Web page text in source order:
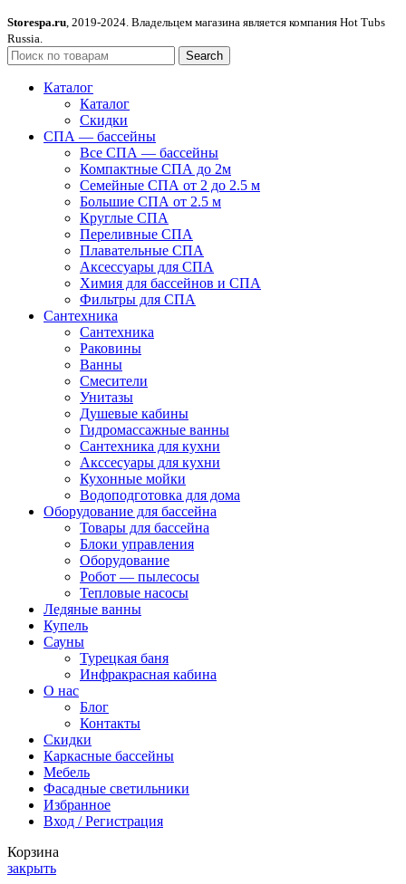
Storespa.ru, 2019-2024. Владельцем магазина является компания Hot Tubs
Russia.
Search
Каталог
Каталог
Скидки
СПА — бассейны
Все СПА — бассейны
Компактные СПА до 2м
Семейные СПА от 2 до 2.5 м
Большие СПА от 2.5 м
Круглые СПА
Переливные СПА
Плавательные СПА
Аксессуары для СПА
Химия для бассейнов и СПА
Фильтры для СПА
Сантехника
Сантехника
Раковины
Ванны
Смесители
Унитазы
Душевые кабины
Гидромассажные ванны
Сантехника для кухни
Акссесуары для кухни
Кухонные мойки
Водоподготовка для дома
Оборудование для бассейна
Товары для бассейна
Блоки управления
Оборудование
Робот — пылесосы
Тепловые насосы
Ледяные ванны
Купель
Сауны
Турецкая баня
Инфракрасная кабина
О нас
Блог
Контакты
Скидки
Каркасные бассейны
Мебель
Фасадные светильники
Избранное
Вход / Регистрация
Корзина
закрыть